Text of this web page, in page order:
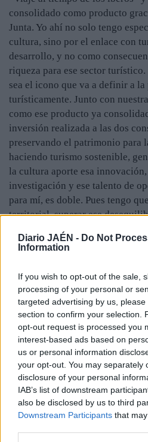
Diario JAÉN - Do Not
Information
If you wish to opt-out of the sale,
processing of your personal or
targeted advertising by us,
section to confirm your selection.
opt-out request is processed you
interest-based ads based on
us or personal information
your opt-out. You may separately
disclosure of your personal
IAB’s list of downstream
also be disclosed by us to third
Downstream Participants that
consolidado como producto
Junta. Yo ahí no solo tengo
cultura, sino por el enlace con
desarrollo, y no como
riqueza para ese sector turístico.
sea el icono que va a definir a
turísticamente. Junto con
como ese producto ya
inversión realizada a las dos
preservando el patrimonio para
haciendo turismo sostenible,
la cultura aporte esa
investigación y ese talento de
para mí, es doble. Pues tengo
territorial, superar ese
los ciudadanos con esa mirada
en el medio rural.
turismo?
—Me gustaría enlazar Cástulo
maratón. Y ya no solo por lo
la zona, pues esos atletas
—¿Es suficiente la difusión
provincia?
—Es un tema que debemos
almazaras no deberían tener esa
tiempo. Es cierto que tenemos
edificios que ya están, para que